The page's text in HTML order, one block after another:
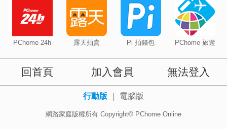
PChome 24h 露天拍賣 Pi 拍錢包 PChome 旅遊
回首頁 加入會員 無法登入
行動版 電腦版
網路家庭版權所有 Copyright© PChome Online